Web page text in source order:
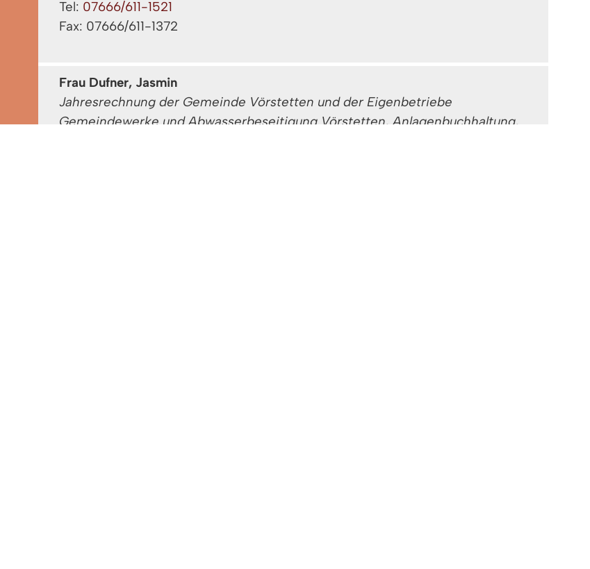
Tel: 07666/611-1521
Fax: 07666/611-1372
Frau Dufner, Jasmin
Jahresrechnung der Gemeinde Vörstetten und der Eigenbetriebe
Gemeindewerke und Abwasserbeseitigung Vörstetten, Anlagenbuchhaltung,